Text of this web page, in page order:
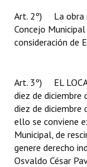
Art. 2º) La obra
Concejo
consideración de
Art. 3º) EL
diez de
diez de
ello se conviene
Municipal, de
genere derecho
Osvaldo César